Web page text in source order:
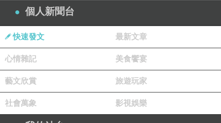
▲企業最愛大學，台大蟬聯冠軍，圖為台大校園
門口。一對一家教中心（圖／記者張一中攝）
個人新聞台
快速發文 最新文章
心情雜記 美食饗宴
藝文欣賞 旅遊玩家
社會萬象 影視娛樂